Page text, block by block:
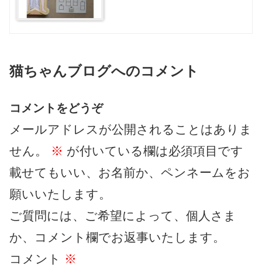
猫ちゃんブログへのコメント
コメントをどうぞ
メールアドレスが公開されることはありま
せん。
※ が付いている欄は必須項目です
載せてもいい、お名前か、ペンネームをお
願いいたします。
ご質問には、ご希望によって、個人さま
か、コメント欄でお返事いたします。
コメント
※